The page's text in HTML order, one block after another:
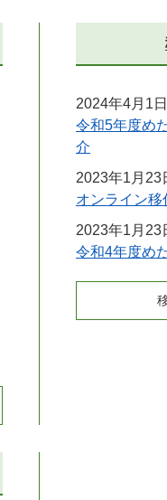
2024年4月1
令和5年度め
介
2023年1月23
オンライン移
2023年1月23
令和4年度め